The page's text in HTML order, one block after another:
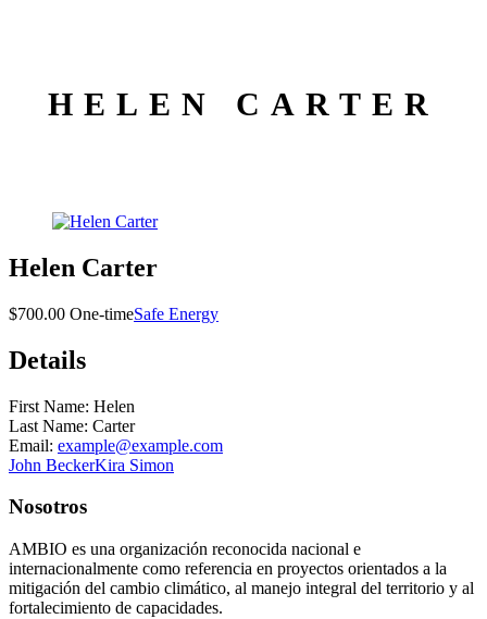
HELEN CARTER
Helen Carter
$700.00 One-timeSafe Energy
Details
First Name: Helen
Last Name: Carter
Email: example@example.com
John BeckerKira Simon
Nosotros
AMBIO es una organización reconocida nacional e
internacionalmente como referencia en proyectos orientados a la
mitigación del cambio climático, al manejo integral del territorio y al
fortalecimiento de capacidades.